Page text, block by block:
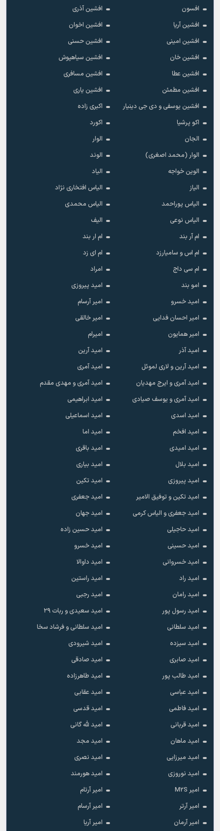
افسون
افشین آذری
افشین آریا
افشین اخوان
افشین امینی
افشین حسنی
افشین خان
افشین سیاهپوش
افشین عطا
افشین مسافری
افشین مطمئن
افشین یاری
افشین یوسفی و دی جی دینیار
اکبری زاده
اکو پرشیا
اکورد
الجان
الوار
الوار (محمد اصغری)
الوند
الوین خواجه
الیاد
الیاز
الیاس افتخاری نژاد
الیاس پوراحمد
الیاس محمدی
الیاس نوعی
الیف
ام آر بند
ام ار بند
ام اس و سامیارزد
ام ای زد
ام سی داج
امراد
امو بند
امید پیروزی
امید خسرو
امیر آرسام
امیر احسان فدایی
امیر خالقى
امیر همایون
امیرام
امید آذر
امید آرین
امید آرین و لاری لموئل
امید آمری
امید آمری و ایرج مهدیان
امید آمری و مهدی مقدم
امید آمری و یوسف صیادی
امید ابراهیمی
امید اسدی
امید اسماعیلی
امید افخم
امید اما
امید امیدی
امید باقری
امید بلال
امید بیاری
امید پیروزی
امید تکین
امید تکین و توفیق الامیر
امید جعفری
امید جعفری و الیاس کرمی
امید جهان
امید حاجیلی
امید حسین زاده
امید حسینی
امید خسرو
امید خسروانی
امید داوالا
امید راد
امید راستین
امید رامان
امید رجبی
امید رسول پور
امید سعیدی و ربات ۲۹
امید سلطانی
امید سلطانی و فرشاد سخا
امید سیزده
امید شیرودی
امید صابری
امید صادقی
امید طالب پور
امید طاهرزاده
امید عباسی
امید عقابی
امید فاطمی
امید قدسی
امید قربانی
امید لله گانی
امید ماهان
امید مجد
امید میرزایی
امید نصری
امید نوروزی
امید هورمند
امیر M2S
امیر آرتام
امیر آرتر
امیر آرسام
امیر آرمان
امیر آریا